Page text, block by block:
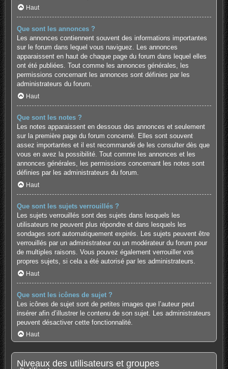
Haut
Que sont les annonces ?
Les annonces contiennent souvent des informations importantes
sur le forum dans lequel vous naviguez. Les annonces
apparaissent en haut de chaque page du forum dans lequel elles
ont été publiées. Tout comme les annonces générales, les
permissions concernant les annonces sont définies par les
administrateurs du forum.
Haut
Que sont les notes ?
Les notes apparaissent en dessous des annonces et seulement
sur la première page du forum concerné. Elles sont souvent
assez importantes et il est recommandé de les consulter dès que
vous en avez la possibilité. Tout comme les annonces et les
annonces générales, les permissions concernant les notes sont
définies par les administrateurs du forum.
Haut
Que sont les sujets verrouillés ?
Les sujets verrouillés sont des sujets dans lesquels les
utilisateurs ne peuvent plus répondre et dans lesquels les
sondages sont automatiquement expirés. Les sujets peuvent être
verrouillés par un administrateur ou un modérateur du forum pour
de multiples raisons. Vous pouvez également verrouiller vos
propres sujets, si cela a été autorisé par les administrateurs.
Haut
Que sont les icônes de sujet ?
Les icônes de sujet sont de petites images que l’auteur peut
insérer afin d’illustrer le contenu de son sujet. Les administrateurs
peuvent désactiver cette fonctionnalité.
Haut
Niveaux des utilisateurs et groupes